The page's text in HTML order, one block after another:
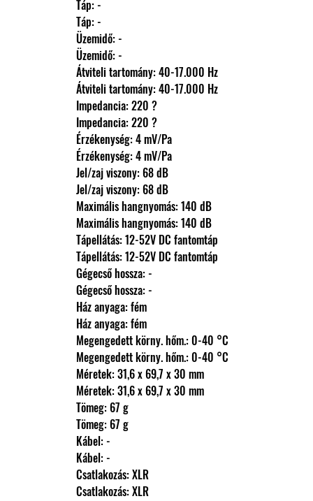
                Táp: -
                Táp: -
                Üzemidő: -
                Üzemidő: -
                Átviteli tartomány: 40-17.000 Hz
                Átviteli tartomány: 40-17.000 Hz
                Impedancia: 220 ?
                Impedancia: 220 ?
                Érzékenység: 4 mV/Pa
                Érzékenység: 4 mV/Pa
                Jel/zaj viszony: 68 dB
                Jel/zaj viszony: 68 dB
                Maximális hangnyomás: 140 dB
                Maximális hangnyomás: 140 dB
                Tápellátás: 12-52V DC fantomtáp
                Tápellátás: 12-52V DC fantomtáp
                Gégecső hossza: -
                Gégecső hossza: -
                Ház anyaga: fém
                Ház anyaga: fém
                Megengedett körny. hőm.: 0-40 °C
                Megengedett körny. hőm.: 0-40 °C
                Méretek: 31,6 x 69,7 x 30 mm
                Méretek: 31,6 x 69,7 x 30 mm
                Tömeg: 67 g
                Tömeg: 67 g
                Kábel: -
                Kábel: -
                Csatlakozás: XLR
                Csatlakozás: XLR